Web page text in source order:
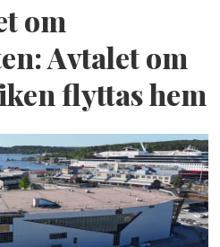
om
Avtalet om
flyttas hem